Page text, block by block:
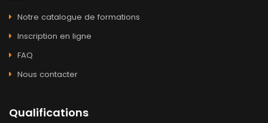
Notre catalogue de formations
Inscription en ligne
FAQ
Nous contacter
Qualifications